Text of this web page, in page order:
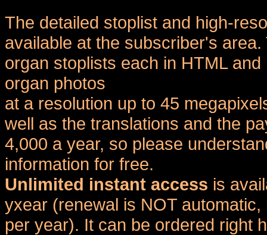
The detailed stoplist and high-
available at the subscriber's
organ stoplists each in HTML
organ photos
at a resolution up to 45
well as the translations and the
4,000 a year, so please
information for free.
Unlimited instant access is
yxear (renewal is NOT
per year). It can be ordered right